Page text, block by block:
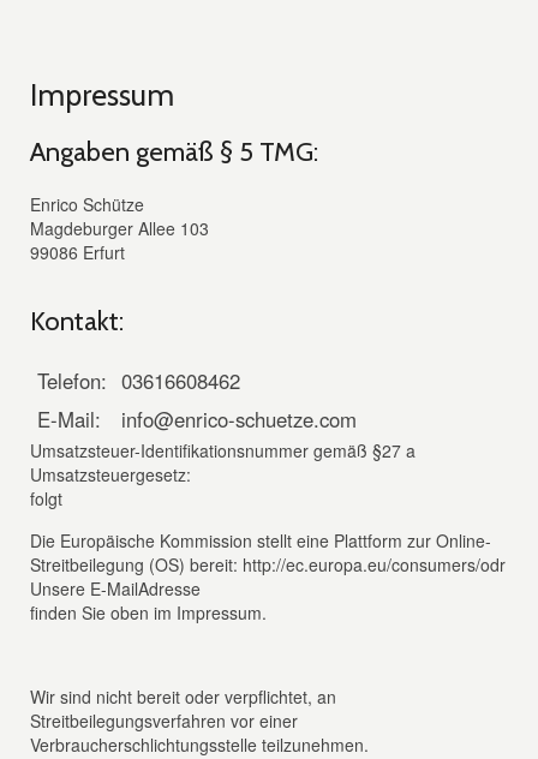
Impressum
Angaben gemäß § 5 TMG:
Enrico Schütze
Magdeburger Allee 103
99086 Erfurt
Kontakt:
Telefon: 03616608462
E-Mail:
info@enrico-schuetze.com
Umsatzsteuer-Identifikationsnummer gemäß §27 a
Umsatzsteuergesetz:
folgt
Die Europäische Kommission stellt eine Plattform zur Online-
Streitbeilegung (OS) bereit: http://ec.europa.eu/consumers/odr
Unsere E-MailAdresse
finden Sie oben im Impressum.
Wir sind nicht bereit oder verpflichtet, an
Streitbeilegungsverfahren vor einer
Verbraucherschlichtungsstelle teilzunehmen.